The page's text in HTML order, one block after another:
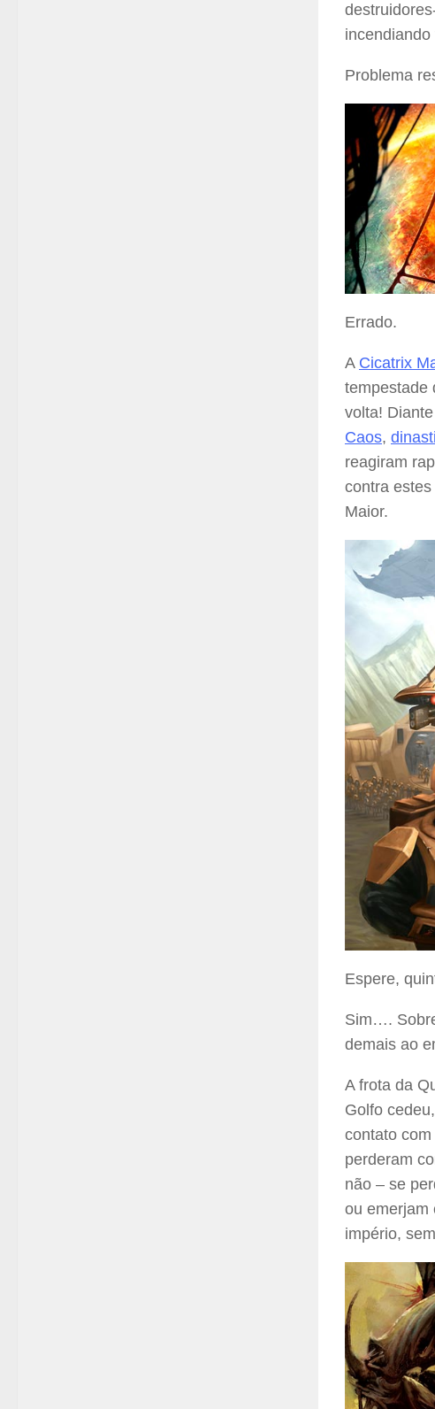
Problema
Errado.
A Cicatrix
tempestade
volta!
Caos,
reagiram
contra
Maior.
Espere,
Sim….
demais ao
A frota da
Golfo
contato
perderam
não – se
ou emerjam
império,